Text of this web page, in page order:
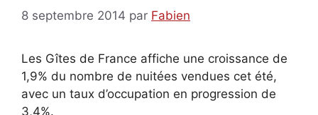
8 septembre 2014 par Fabien
Les Gîtes de France affiche une croissance de
1,9% du nombre de nuitées vendues cet été,
avec un taux d’occupation en progression de
3,4%.